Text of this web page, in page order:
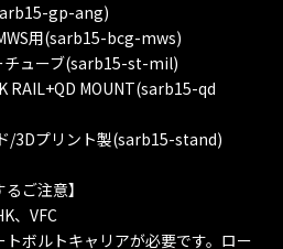
gp-ang)
用(sarb15-bcg-mws)
チューブ(sarb15-st-mil)
RAIL+QD MOUNT(sarb15-qd
/3Dプリント製(sarb15-stand)
ご注意】
、VFC
ボルトキャリアが必要です。ロー